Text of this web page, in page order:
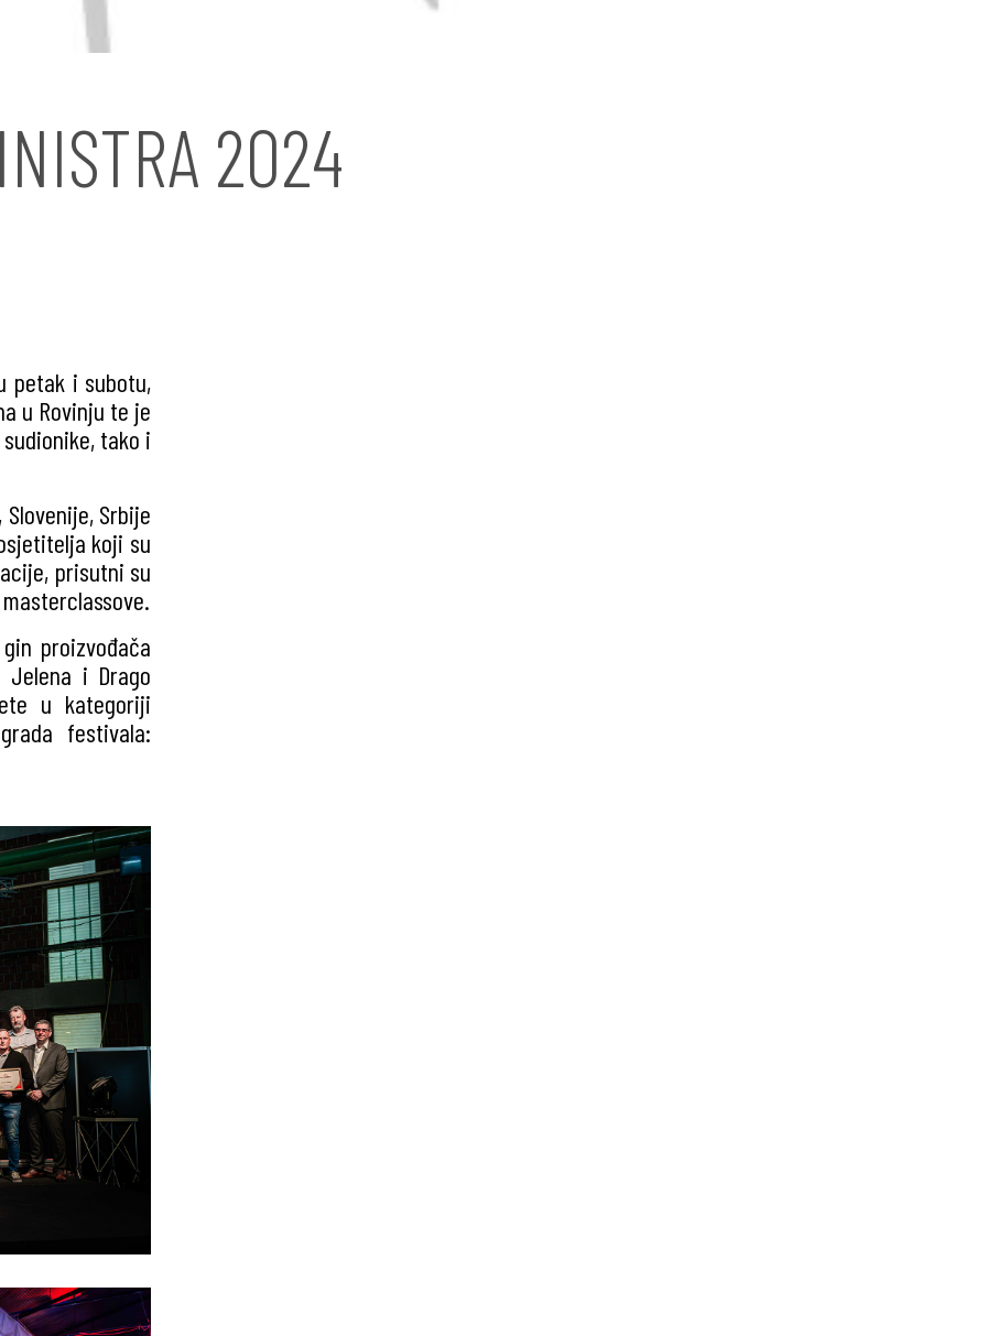
2024
petak i subotu,
u Rovinju te je
tako i
Srbije
koji su
prisutni su
proizvođača
i Drago
u kategoriji
festivala: